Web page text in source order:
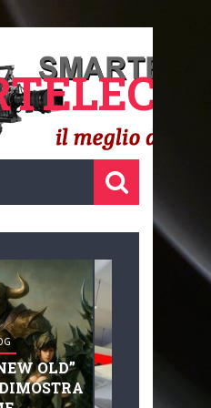
OLD”